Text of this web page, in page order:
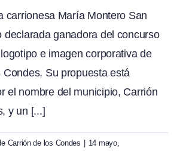
carrionesa María Montero San
declarada ganadora del concurso
e imagen corporativa de
Condes. Su propuesta está
el nombre del municipio, Carrión
y un [...]
Carrión de los Condes | 14 mayo,